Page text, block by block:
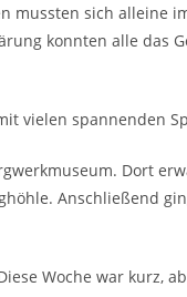
sich alleine
konnten alle
vielen spannenden
Dort
Anschließend
Woche war kurz,